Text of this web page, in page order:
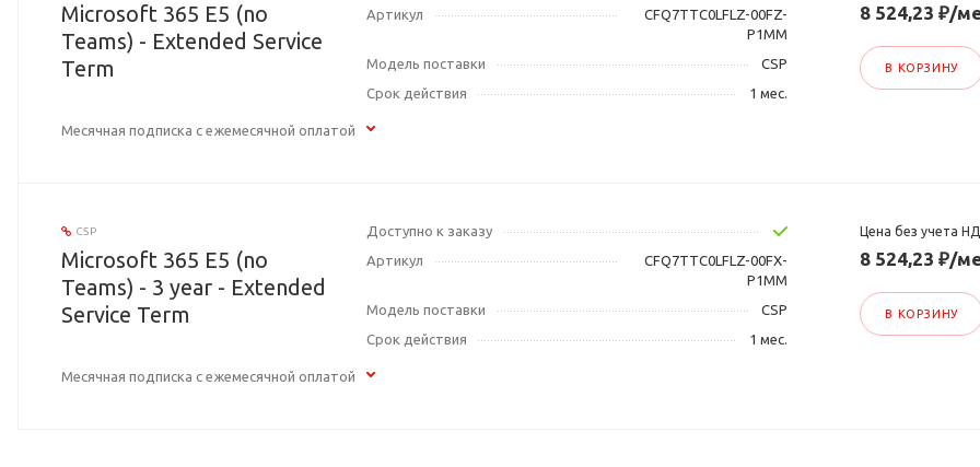
Microsoft 365 E5 (no
Teams) - Extended Service
Term
Месячная подписка с ежемесячной оплатой
Артикул
CFQ7TTC0LFLZ-00FZ-
P1MM
Модель поставки
CSP
Срок действия
1 мес.
8 524,23 ₽/
В КОРЗИНУ
CSP
Microsoft 365 E5 (no
Teams) - 3 year - Extended
Service Term
Месячная подписка с ежемесячной оплатой
Доступно к заказу
Артикул
CFQ7TTC0LFLZ-00FX-
P1MM
Модель поставки
CSP
Срок действия
1 мес.
Цена без учета
8 524,23 ₽/
В КОРЗИНУ